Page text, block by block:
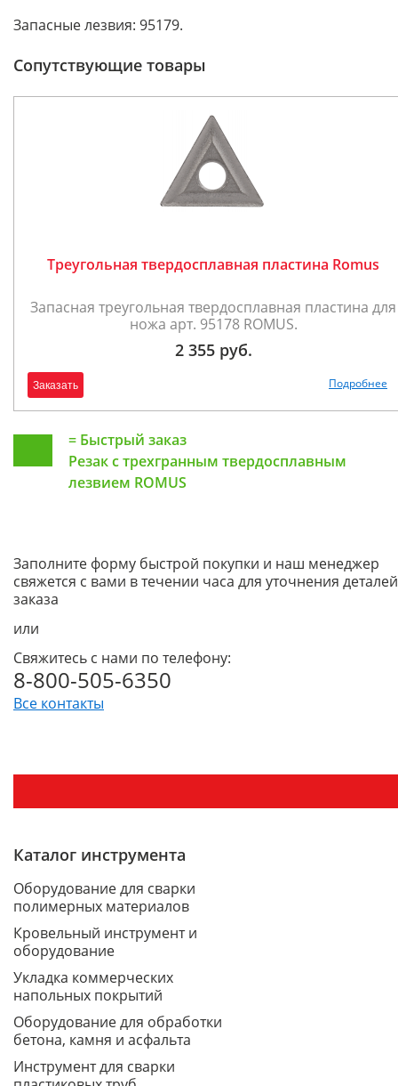
Запасные лезвия: 95179.
Сопутствующие товары
Треугольная твердосплавная пластина Romus
Запасная треугольная твердосплавная пластина для
ножа арт. 95178 ROMUS.
2 355 руб.
Заказать Подробнее
= Быстрый заказ
Резак с трехгранным твердосплавным
лезвием ROMUS
Заполните форму быстрой покупки и наш менеджер
свяжется с вами в течении часа для уточнения деталей
заказа
или
Свяжитесь с нами по телефону:
8-800-505-6350
Все контакты
Каталог инструмента
Оборудование для сварки
полимерных материалов
Кровельный инструмент и
оборудование
Укладка коммерческих
напольных покрытий
Оборудование для обработки
бетона, камня и асфальта
Инструмент для сварки